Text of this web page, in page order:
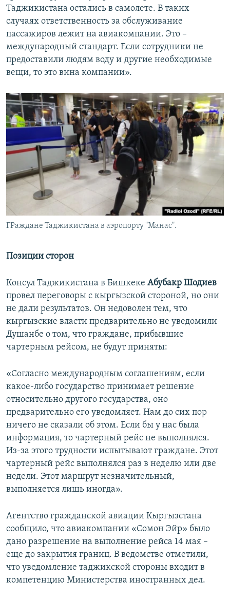
Таджикистана остались в самолете. В таких
случаях ответственность за обслуживание
пассажиров лежит на авиакомпании. Это –
международный стандарт. Если сотрудники не
предоставили людям воду и другие необходимые
вещи, то это вина компании».
ГРаждане Таджикистана в аэропорту "Манас".
Позиции сторон
Консул Таджикистана в Бишкеке Абубакр Шодиев
провел переговоры с кыргызской стороной, но они
не дали результатов. Он недоволен тем, что
кыргызские власти предварительно не уведомили
Душанбе о том, что граждане, прибывшие
чартерным рейсом, не будут приняты:
«Согласно международным соглашениям, если
какое-либо государство принимает решение
относительно другого государства, оно
предварительно его уведомляет. Нам до сих пор
ничего не сказали об этом. Если бы у нас была
информация, то чартерный рейс не выполнялся.
Из-за этого трудности испытывают граждане. Этот
чартерный рейс выполнялся раз в неделю или две
недели. Этот маршрут незначительный,
выполняется лишь иногда».
Агентство гражданской авиации Кыргызстана
сообщило, что авиакомпании «Сомон Эйр» было
дано разрешение на выполнение рейса 14 мая –
еще до закрытия границ. В ведомстве отметили,
что уведомление таджикской стороны входит в
компетенцию Министерства иностранных дел.